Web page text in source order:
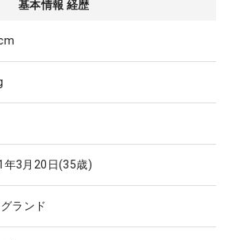
基本情報 経歴
年3月20日(35歳)
ランド